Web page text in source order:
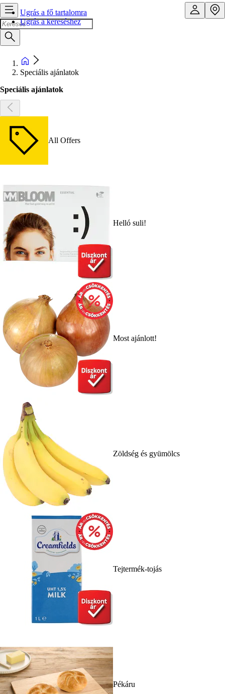
Ugrás a fő tartalomra
Ugrás a kereséshez
Speciális ajánlatok
Speciális ajánlatok
All Offers
Helló suli!
Most ajánlott!
Zöldség és gyümölcs
Tejtermék-tojás
Pékáru